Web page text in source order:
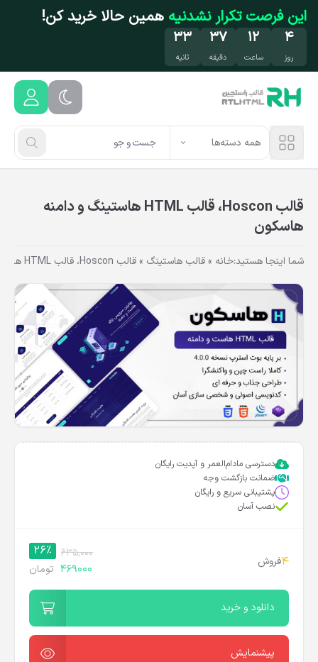
رفتن به محتوای اصلی
این فرصت تکرار نشدنیه همین حالا خرید کن!
۴
روز
۱۲
ساعت
۳۷
دقیقه
۳۲
ثانیه
همه دسته‌ها
قالب Hoscon، قالب HTML هاستینگ و دامنه
هاسکون
شما اینجا هستید:خانه »قالب هاستینگ »قالب Hoscon، قالب HTML هاستینگ و دامنه هاسکون
دسترسی مادام‌العمر و آپدیت رایگان
ضمانت بازگشت وجه
پشتیبانی سریع و رایگان
نصب آسان
4فروش
635,000
26%
469000 تومان
دانلود و خرید
پیشنمایش